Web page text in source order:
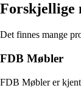
Forskjellige
Det finnes mange
FDB Møbler
FDB Møbler er